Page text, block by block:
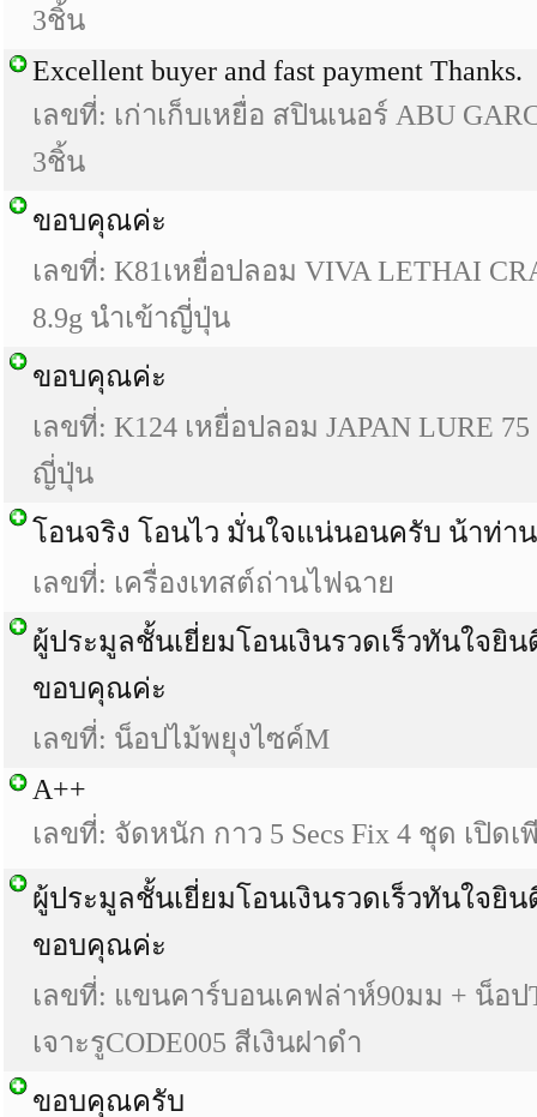
3ชิ้น
Excellent buyer and fast payment Thanks.
เลขที่: เก่าเก็บเหยื่อ สปินเนอร์ ABU
3ชิ้น
ขอบคุณค่ะ
เลขที่: K81เหยื่อปลอม VIVA LETHAI
8.9g นำเข้าญี่ปุ่น
ขอบคุณค่ะ
เลขที่: K124 เหยื่อปลอม JAPAN LURE 75
ญี่ปุ่น
โอนจริง โอนไว มั่นใจแน่นอนครับ น้าท่า
เลขที่: เครื่องเทสต์ถ่านไฟฉาย
ผู้ประมูลชั้นเยี่ยมโอนเงินรวดเร็วทันใจยิ
ขอบคุณค่ะ
เลขที่: น็อปไม้พยุงไซค์M
A++
เลขที่: จัดหนัก กาว 5 Secs Fix 4 ชุด เปิดเ
ผู้ประมูลชั้นเยี่ยมโอนเงินรวดเร็วทันใจยิ
ขอบคุณค่ะ
เลขที่: แขนคาร์บอนเคฟล่าห์90มม + น็อป
เจาะรูCODE005 สีเงินฝาดำ
ขอบคุณครับ